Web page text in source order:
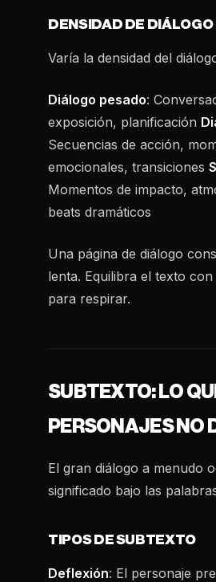
DENSIDAD DE
Varía la densidad del
Diálogo pesado:
exposición, planificación
Secuencias de acción,
emocionales, transiciones
Momentos de impacto,
beats dramáticos
Una página de diálogo
lenta. Equilibra el texto
para respirar.
SUBTEXTO: LO
PERSONAJES NO
El gran diálogo a menudo
significado bajo las
TIPOS DE SUBTEXTO
Deflexión: El personaje